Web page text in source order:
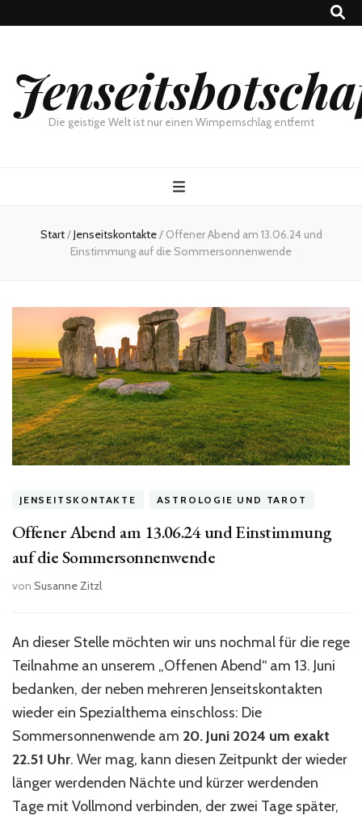
Die geistige Welt ist nur einen Wimpernschlag entfernt
Start/Jenseitskontakte/ Offener Abend am 13.06.24 und
Einstimmung auf die Sommersonnenwende
JENSEITSKONTAKTE ASTROLOGIE UND TAROT
Offener Abend am 13.06.24 und Einstimmung
auf die Sommersonnenwende
von Susanne Zitzl
An dieser Stelle möchten wir uns nochmal für die rege
Teilnahme an unserem „Offenen Abend“ am 13. Juni
bedanken, der neben mehreren Jenseitskontakten
wieder ein Spezialthema einschloss: Die
Sommersonnenwende am 20. Juni 2024 um exakt
22.51 Uhr. Wer mag, kann diesen Zeitpunkt der wieder
länger werdenden Nächte und kürzer werdenden
Tage mit Vollmond verbinden, der zwei Tage später,